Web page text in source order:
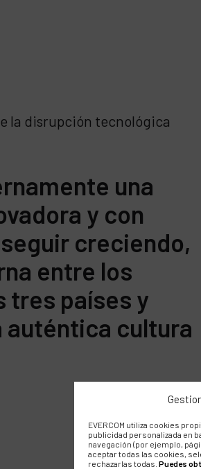
EVERCOM utiliza cookies
publicidad personalizada en
navegación (por ejemplo,
aceptar todas las cookies,
rechazarlas todas. Puedes
la disrupción tecnológica
una
y con
creciendo,
entre los
tres países y
cultura